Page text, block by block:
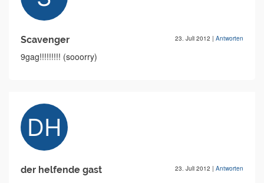
Scavenger 23. Juli 2012 | Antworten
9gag!!!!!!!!! (sooorry)
der helfende gast 23. Juli 2012 | Antworten